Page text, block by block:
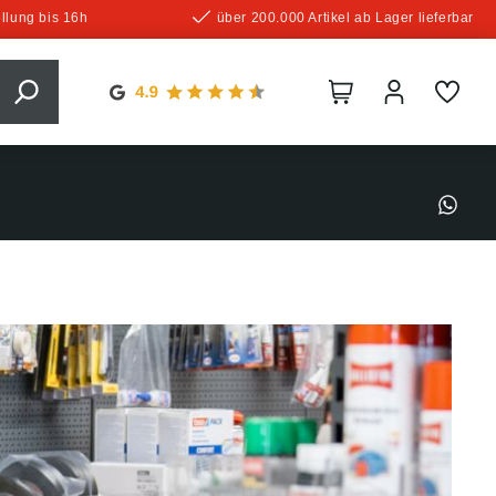
bis 16h über 200.000 Artikel ab Lager lieferbar